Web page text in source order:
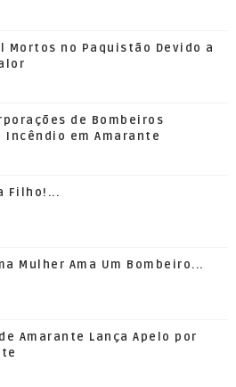
Mortos no Paquistão Devido a
de Bombeiros
Incêndio em Amarante
Filho!...
Mulher Ama Um Bombeiro...
Amarante Lança Apelo por